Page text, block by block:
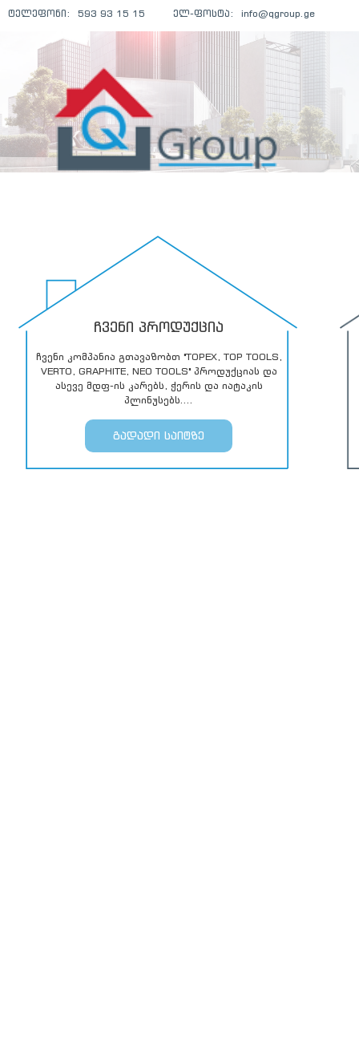
ტელეფონი: 593 93 15 15 ელ-ფოსტა: info@qgroup.ge
ᲩᲕᲔᲜᲘ ᲞᲠᲝᲓᲣᲥᲪᲘᲐ
ჩვენი კომპანია გთავაზობთ "TOPEX, TOP TOOLS,
VERTO, GRAPHITE, NEO TOOLS" პროდუქციას და
ასევე მდფ-ის კარებს, ჭერის და იატაკის
პლინუსებს....
ᲒᲐᲓᲐᲓᲘ ᲡᲐᲘᲢᲖᲔ